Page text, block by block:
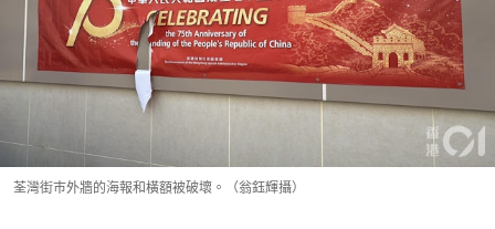
荃灣街巿外牆的海報和橫額被破壞。（翁鈺輝攝）